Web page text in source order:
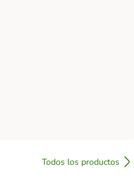
Todos los productos